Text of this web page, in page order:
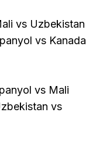
vs Uzbekistan
vs Kanada
vs Mali
vs